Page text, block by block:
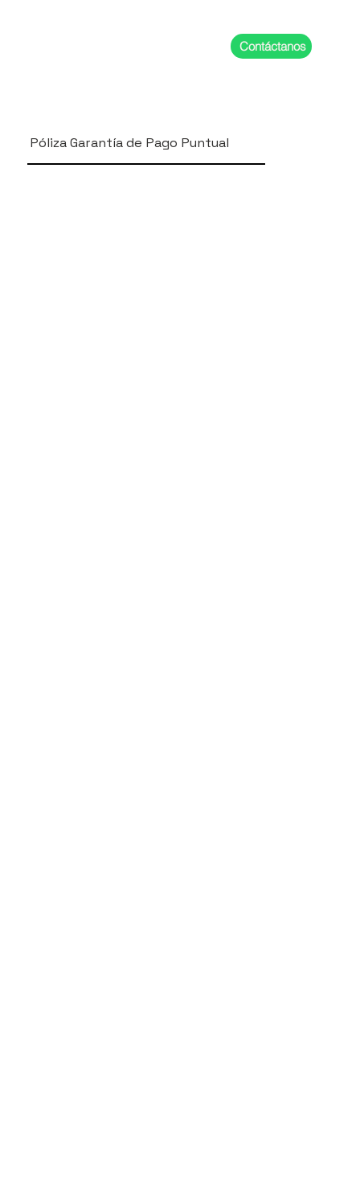
Contáctanos
Póliza Garantía de Pago Puntual